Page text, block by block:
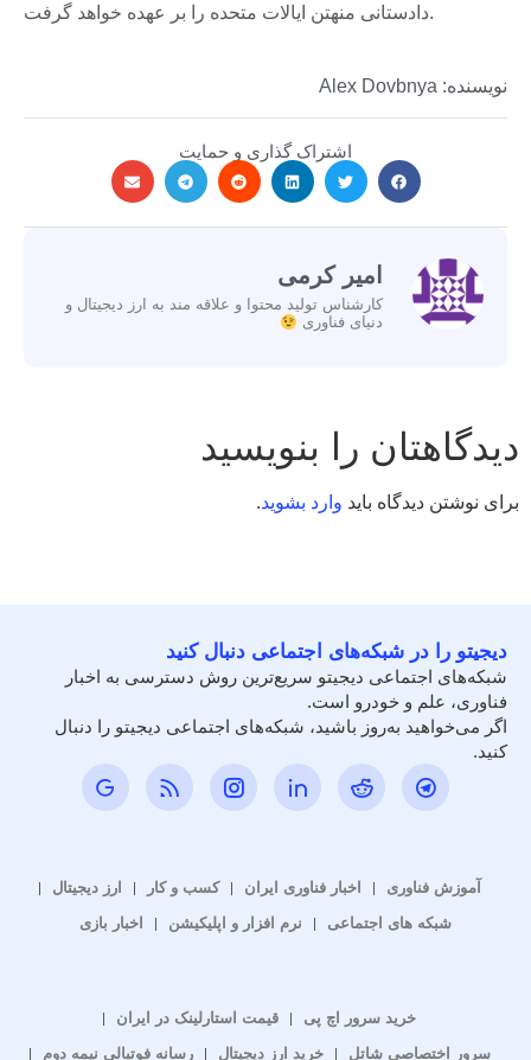
دادستانی منهتن ایالات متحده را بر عهده خواهد گرفت.
نویسنده: Alex Dovbnya
اشتراک گذاری و حمایت
امیر کرمی
کارشناس تولید محتوا و علاقه مند به ارز دیجیتال و
دنیای فناوری
دیدگاهتان را بنویسید
برای نوشتن دیدگاه باید وارد بشوید.
دیجیتو را در شبکه‌های اجتماعی دنبال کنید
شبکه‌های اجتماعی دیجیتو سریع‌ترین روش دسترسی به اخبار
فناوری، علم و خودرو است.
اگر می‌خواهید به‌روز باشید، شبکه‌های اجتماعی دیجیتو را دنبال
کنید.
آموزش فناوری اخبار فناوری ایران کسب و کار
ارز دیجیتال
شبکه های اجتماعی
نرم افزار و اپلیکیشن اخبار بازی
خرید سرور اچ پی
قیمت استارلینک در ایران
سرور اختصاصی شاتل
خرید ارز دیجیتال رسانه فوتبالی نیمه دوم